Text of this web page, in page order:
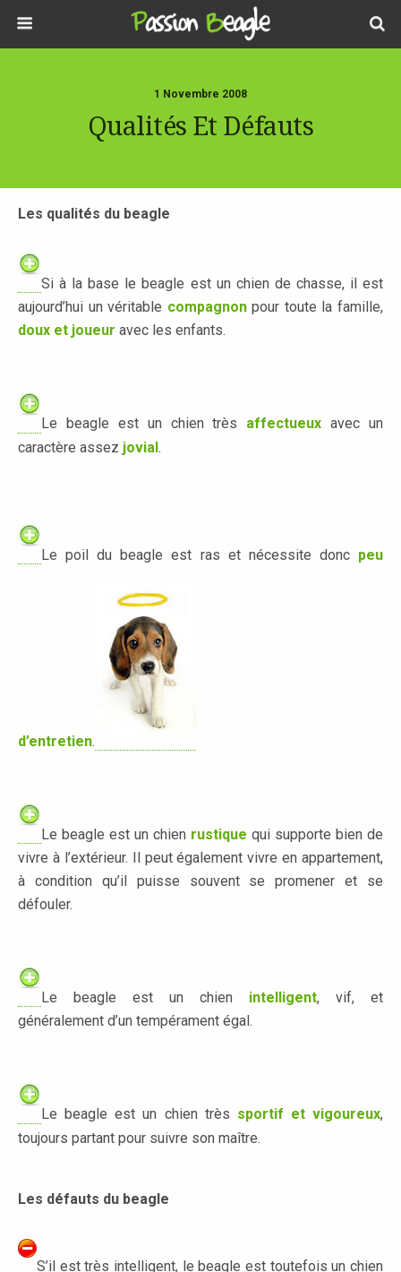
1 Novembre 2008
Qualités Et Défauts
Les qualités du beagle
Si à la base le beagle est un chien de chasse, il est
aujourd’hui un véritable compagnonpour toute la famille,
doux et joueur avec les enfants.
Le beagle est un chien très affectueux avec un
caractère assez jovial.
Le poil du beagle est ras et nécessite donc peu
d’entretien.
Le beagle est un chien rustique qui supporte bien de
vivre à l’extérieur. Il peut également vivre en appartement,
à condition qu’il puisse souvent se promener et se
défouler.
Le beagle est un chien intelligent, vif, et
généralement d’un tempérament égal.
Le beagle est un chien très sportif et vigoureux,
toujours partant pour suivre son maître.
Les défauts du beagle
S’il est très intelligent, le beagle est toutefois un chien